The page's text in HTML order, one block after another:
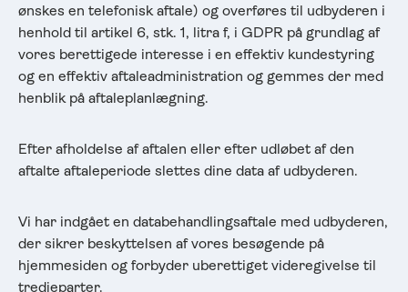
ønskes en telefonisk aftale) og overføres til udbyderen i
henhold til artikel 6, stk. 1, litra f, i GDPR på grundlag af
vores berettigede interesse i en effektiv kundestyring
og en effektiv aftaleadministration og gemmes der med
henblik på aftaleplanlægning.
Efter afholdelse af aftalen eller efter udløbet af den
aftalte aftaleperiode slettes dine data af udbyderen.
Vi har indgået en databehandlingsaftale med udbyderen,
der sikrer beskyttelsen af vores besøgende på
hjemmesiden og forbyder uberettiget videregivelse til
tredjeparter.